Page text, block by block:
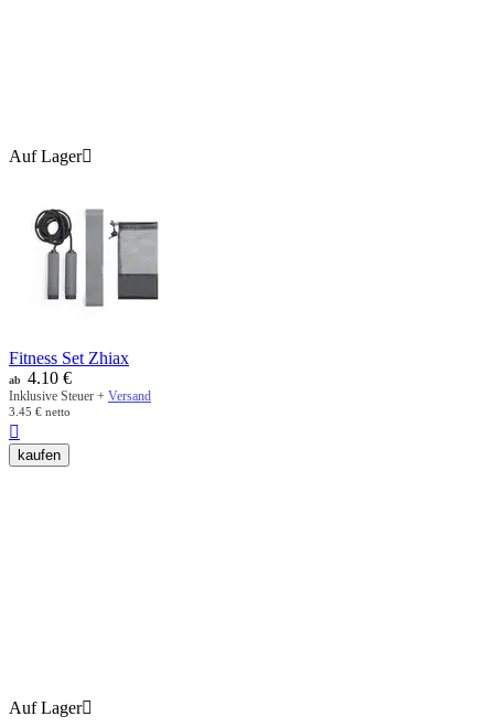
Auf Lager
Fitness Set Zhiax
ab 4.10 €
Inklusive Steuer + Versand
3.45 € netto

kaufen
Auf Lager